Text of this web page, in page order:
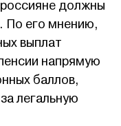
должны
По его мнению,
выплат
напрямую
баллов,
легальную